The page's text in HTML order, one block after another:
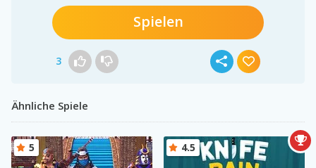
Spielen
3
Ähnliche Spiele
5 4.5